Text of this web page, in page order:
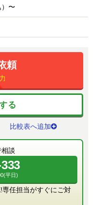
）〜
頼
る
比較表へ追加
談
平日)
任担当がすぐにご対